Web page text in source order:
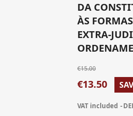
DA
ÀS
EXTRA-
€15.00
€13.50
VAT included